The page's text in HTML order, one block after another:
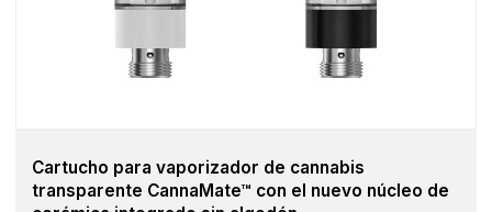
Cartucho para vaporizador de cannabis
transparente CannaMate™ con el nuevo núcleo de